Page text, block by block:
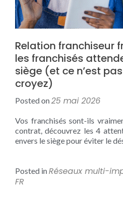
Relation franchiseur
les franchisés
siège (et ce n’est
croyez)
Posted on25 mai 2026
Vos franchisés sont-ils
contrat, découvrez les 4
envers le siège pour éviter le
Posted inRéseaux multi-
FR